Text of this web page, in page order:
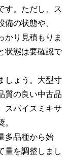
す。ただし、ス
の状態や、
かり見積もりま
状態は要確認で
しょう。大型寸
質の良い中古品
スパイスミキサ
多品種から始
量を調整しまし